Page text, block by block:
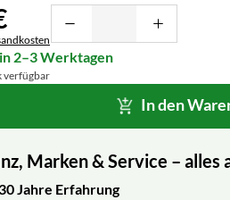
2–3 Werktagen
verfügbar
In den
Marken & Service – alles
Jahre Erfahrung